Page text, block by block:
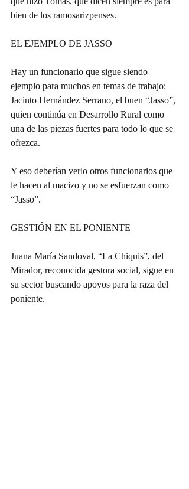
bien de los ramosarizpenses.
EL EJEMPLO DE JASSO
Hay un funcionario que sigue siendo
ejemplo para muchos en temas de trabajo:
Jacinto Hernández Serrano, el buen “Jasso”,
quien continúa en Desarrollo Rural como
una de las piezas fuertes para todo lo que se
ofrezca.
Y eso deberían verlo otros funcionarios que
le hacen al macizo y no se esfuerzan como
“Jasso”.
GESTIÓN EN EL PONIENTE
Juana María Sandoval, “La Chiquis”, del
Mirador, reconocida gestora social, sigue en
su sector buscando apoyos para la raza del
poniente.